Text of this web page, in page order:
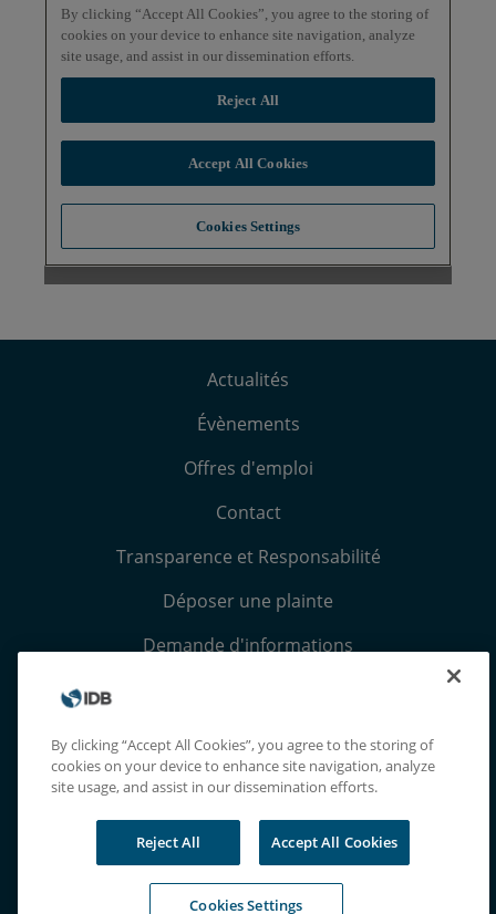
Actualités
Évènements
Offres d'emploi
Contact
Transparence et Responsabilité
Déposer une plainte
Demande d'informations
Conditions générales et avis de confidentialité
Extranet
By clicking “Accept All Cookies”, you agree to the storing of
cookies on your device to enhance site navigation, analyze
site usage, and assist in our dissemination efforts.
Reject All Accept All Cookies
Cookies Settings